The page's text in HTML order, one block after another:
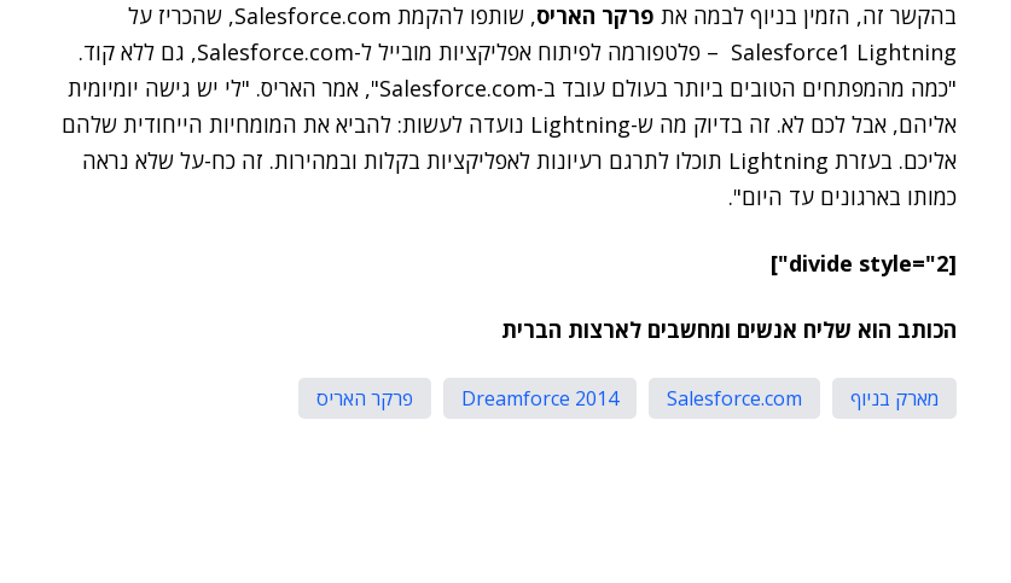
בהקשר זה, הזמין בניוף לבמה את פרקר האריס
, שותפו להקמת Salesforce.com, שהכריז על
Salesforce1 Lightning – פלטפורמה לפיתוח אפליקציות מובייל ל-Salesforce.com, גם ללא קוד.
"כמה מהמפתחים הטובים ביותר בעולם עובד ב-Salesforce.com", אמר האריס. "לי יש גישה יומיומית
אליהם, אבל לכם לא. זה בדיוק מה ש-Lightning נועדה לעשות: להביא את המומחיות הייחודית שלהם
אליכם. בעזרת Lightning תוכלו לתרגם רעיונות לאפליקציות בקלות ובמהירות. זה כח-על שלא נראה
כמותו בארגונים עד היום".
[divide style="2"]
הכותב הוא שליח אנשים ומחשבים לארצות הברית
מארק בניוף Salesforce.com
Dreamforce 2014 פרקר האריס